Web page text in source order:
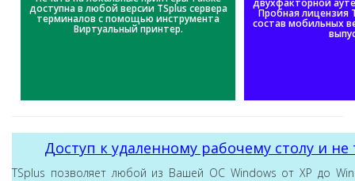
доступна в любой версии TSplus сервера
терминалов с помощью инструмента
Виртуальный принтер.
двухфакторной
Пробная лицензия
состав мобильных
Доступ к удаленному рабочему столу и не
TSplus позволяет любой из Вашей ОС Windows от XP до